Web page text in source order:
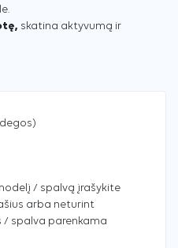
skatina aktyvumą ir
/ spalvą įrašykite
arba neturint
/ spalva parenkama